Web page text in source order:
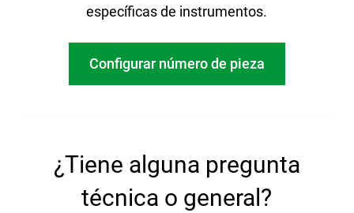
específicas de instrumentos.
Configurar número de pieza
¿Tiene alguna pregunta
técnica o general?